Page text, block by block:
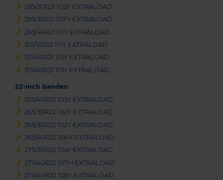
295/30R21 102Y EXTRALOAD
295/35R21 107Y EXTRALOAD
295/40R21 111Y EXTRALOAD
315/35R21 111Y EXTRALOAD
315/40R21 115Y EXTRALOAD
315/40R21 115Y EXTRALOAD
22-inch banden
255/40R22 103Y EXTRALOAD
265/35R22 102Y EXTRALOAD
265/35R22 102Y EXTRALOAD
265/40R22 106V EXTRALOAD
275/35R22 104Y EXTRALOAD
275/40R22 107H EXTRALOAD
275/40R22 108Y EXTRALOAD